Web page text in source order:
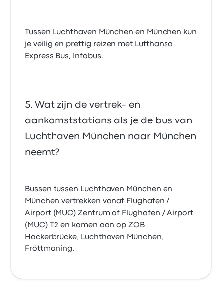
Tussen Luchthaven München en München kun
je veilig en prettig reizen met Lufthansa
Express Bus, Infobus.
Wat zijn de vertrek- en
aankomststations als je de bus van
Luchthaven München naar München
neemt?
Bussen tussen Luchthaven München en
München vertrekken vanaf Flughafen /
Airport (MUC) Zentrum of Flughafen / Airport
(MUC) T2 en komen aan op ZOB
Hackerbrücke, Luchthaven München,
Fröttmaning.